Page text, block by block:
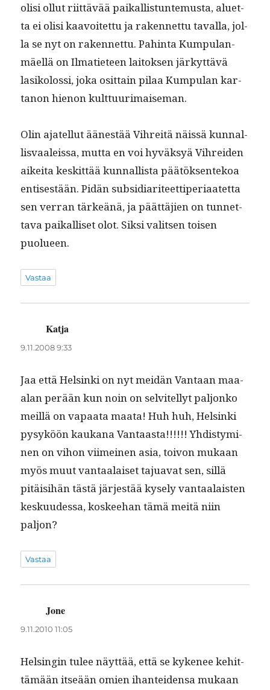
olisi ollut riit­tävää paikallis­tun­te­mus­ta, aluet­
ta ei olisi kaavoitet­tu ja raken­net­tu taval­la, jol­
la se nyt on raken­net­tu. Pahin­ta Kumpu­lan­
mäel­lä on Ilmati­eteen laitok­sen järkyt­tävä
lasikolos­si, joka osit­tain pilaa Kumpu­lan kar­
tanon hienon kulttuurimaiseman.
Olin ajatel­lut äänestää Vihre­itä näis­sä kun­nal­
lis­vaaleis­sa, mut­ta en voi hyväksyä Vihrei­den
aikei­ta keskit­tää kun­nal­lista päätök­sen­tekoa
entis­es­tään. Pidän sub­sidiari­teet­tiperi­aatet­ta
sen ver­ran tärkeänä, ja päät­täjien on tun­net­
ta­va paikalliset olot. Sik­si val­it­sen toisen
puolueen.
Vastaa
Katja
9.11.2008 9:33
Jaa että Helsin­ki on nyt mei­dän Van­taan maa-
alan perään kun noin on selvitel­lyt paljonko
meil­lä on vapaa­ta maa­ta! Huh huh, Helsin­ki
pysyköön kaukana Van­taas­ta!!!!!! Yhdis­tymi­
nen on vihon viimeinen asia, toivon mukaan
myös muut van­taalaiset tajua­vat sen, sil­lä
pitäisi­hän tästä jär­jestää kyse­ly van­taalais­ten
kesku­udessa, kos­kee­han tämä meitä niin
paljon?
Vastaa
Jone
9.11.2010 11:05
Helsin­gin tulee näyt­tää, että se kyke­nee kehit­
tämään itseään omien ihantei­den­sa mukaan